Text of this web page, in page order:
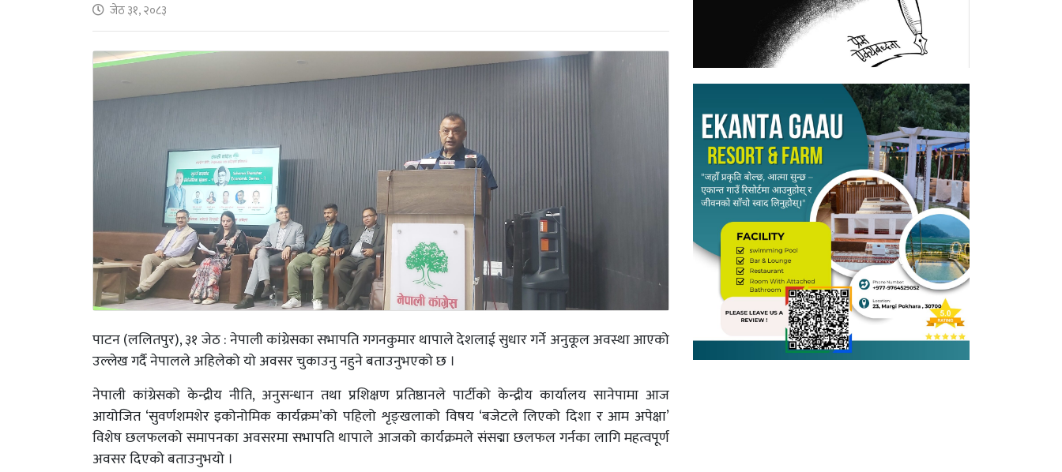
जेठ ३१, २०८३
पाटन (ललितपुर), ३१ जेठ : नेपाली कांग्रेसका सभापति गगनकुमार थापाले देशलाई सुधार गर्ने अनुकूल अवस्था आएको
उल्लेख गर्दै नेपालले अहिलेको यो अवसर चुकाउनु नहुने बताउनुभएको छ ।
नेपाली कांग्रेसको केन्द्रीय नीति, अनुसन्धान तथा प्रशिक्षण प्रतिष्ठानले पार्टीको केन्द्रीय कार्यालय सानेपामा आज
आयोजित ‘सुवर्णशमशेर इकोनोमिक कार्यक्रम’को पहिलो शृङ्खलाको विषय ‘बजेटले लिएको दिशा र आम अपेक्षा’
विशेष छलफलको समापनका अवसरमा सभापति थापाले आजको कार्यक्रमले संसद्मा छलफल गर्नका लागि महत्वपूर्ण
अवसर दिएको बताउनुभयो ।